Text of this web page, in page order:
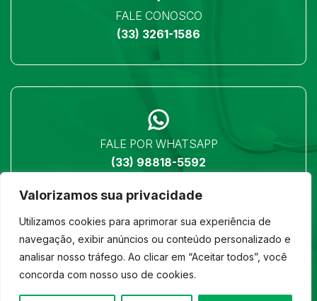
Valorizamos sua privacidade
Utilizamos cookies para aprimorar sua experiência de
navegação, exibir anúncios ou conteúdo personalizado e
analisar nosso tráfego. Ao clicar em “Aceitar todos”, você
concorda com nosso uso de cookies.
FALE CONOSCO
(33) 3261-1586
FALE POR WHATSAPP
(33) 98818-5592
LOCALIZAÇÃO